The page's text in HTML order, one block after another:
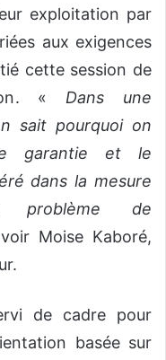
exploitation par
aux exigences
cette session de
« Dans une
sait pourquoi on
garantie et le
dans la mesure
de
Moise Kaboré,
de cadre pour
basée sur